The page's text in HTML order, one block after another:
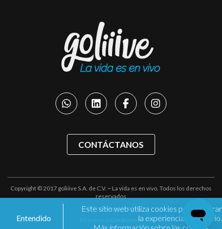
CONTÁCTANOS
Copyright © 2017 goliiive S.A. de C.V. ~ La vida es en vivo. Todos los derechos
reservados
Políticas de privacidad
Términos y Condiciones
Entendido
Este sitio web utiliza cookies para mejorar
la experiencia de usuario.